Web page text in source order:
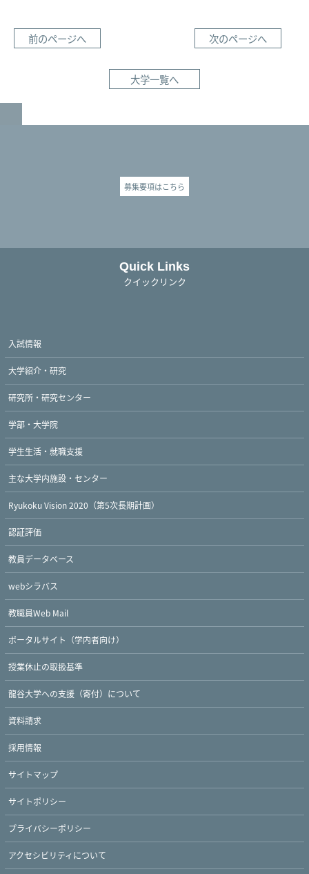
前のページへ 次のページへ
大学一覧へ
募集要項はこちら
Quick Links
クイックリンク
入試情報
大学紹介・研究
研究所・研究センター
学部・大学院
学生生活・就職支援
主な大学内施設・センター
Ryukoku Vision 2020（第5次長期計画）
認証評価
教員データベース
webシラバス
教職員Web Mail
ポータルサイト（学内者向け）
授業休止の取扱基準
龍谷大学への支援（寄付）について
資料請求
採用情報
サイトマップ
サイトポリシー
プライバシーポリシー
アクセシビリティについて